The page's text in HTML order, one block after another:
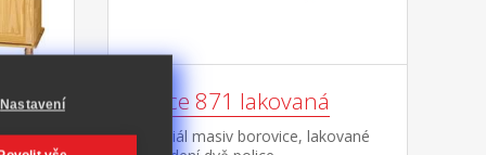
lak Police 871 lakovaná
materiál masiv borovice, lakované
Nastavení